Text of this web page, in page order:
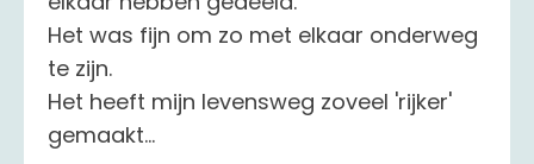
Het was fijn om zo met elkaar onderweg
te zijn.
Het heeft mijn levensweg zoveel 'rijker'
gemaakt...